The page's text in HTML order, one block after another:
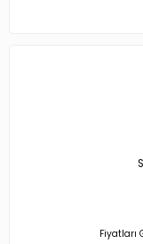
Fiyatları